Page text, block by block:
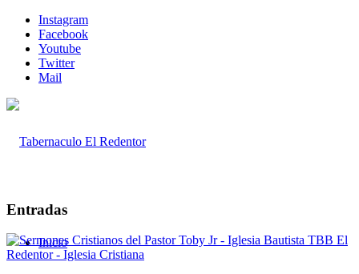
Instagram
Facebook
Youtube
Twitter
Mail
Inicio
Entradas